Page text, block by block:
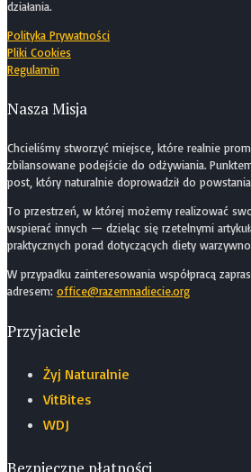
działania.
Polityka Prywatności
Pliki Cookies
Regulamin
Nasza Misja
Chcieliśmy stworzyć miejsce, które realnie
zbilansowane podejście do odżywiania.
post, który naturalnie doprowadził do
To przestrzeń, w której możemy realizować
wspierać innych — dzieląc się rzetelnymi
praktycznych porad dotyczących diety
W przypadku zainteresowania współpracą
adresem: office@razemnadiecie.org
Przyjaciele
Żyj Naturalnie
VitBites
WDJ
Bezpieczne płatności